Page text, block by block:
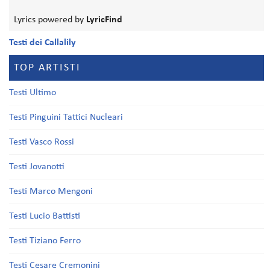
Lyrics powered by LyricFind
Testi dei Callalily
TOP ARTISTI
Testi Ultimo
Testi Pinguini Tattici Nucleari
Testi Vasco Rossi
Testi Jovanotti
Testi Marco Mengoni
Testi Lucio Battisti
Testi Tiziano Ferro
Testi Cesare Cremonini